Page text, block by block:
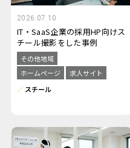
2026.07.10
IT・SaaS企業の採用HP向けス
チール撮影をした事例
その他地域
ホームページ
求人サイト
スチール